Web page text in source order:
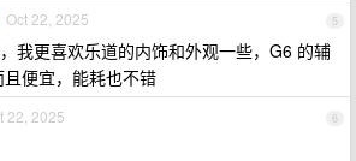
5
Oct 22, 2025
我更喜欢乐道的内饰和外观一些，G6 的辅
便宜，能耗也不错
6
22, 2025